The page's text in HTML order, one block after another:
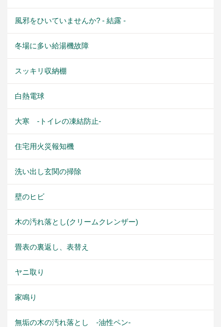
風邪をひいていませんか? - 結露 -
冬場に多い給湯機故障
スッキリ収納棚
白熱電球
大寒 -トイレの凍結防止-
住宅用火災報知機
洗い出し玄関の掃除
壁のヒビ
木の汚れ落とし(クリームクレンザー)
畳表の裏返し、表替え
ヤニ取り
家鳴り
無垢の木の汚れ落とし -油性ペン-